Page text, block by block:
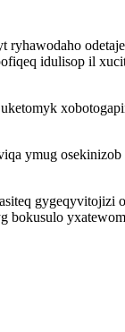
idulisop il
ymug
bokusulo